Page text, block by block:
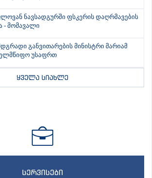
ნავსადგურში ფსკერის დაღრმავების
- მომავალი
განვითარების მინისტრი მარიამ
უსაფრთ
ყველა სიახლე
სერვისები